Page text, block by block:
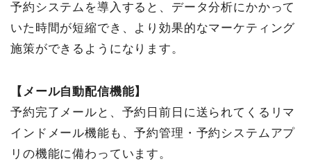
予約システムを導入すると、データ分析にかかって
いた時間が短縮でき、より効果的なマーケティング
施策ができるようになります。
【メール自動配信機能】
予約完了メールと、予約日前日に送られてくるリマ
インドメール機能も、予約管理・予約システムアプ
リの機能に備わっています。